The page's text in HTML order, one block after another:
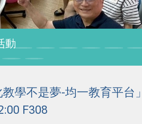
動
學不是夢-均一教育平台」
F308